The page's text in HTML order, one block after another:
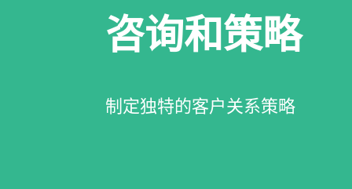
咨询和策略
制定独特的客户关系策略